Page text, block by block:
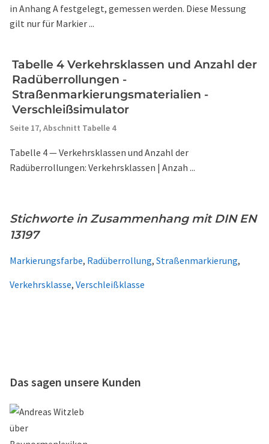
in Anhang A festgelegt, gemessen werden. Diese Messung
gilt nur für Markier ...
Tabelle 4 Verkehrsklassen und Anzahl der
Radüberrollungen -
Straßenmarkierungsmaterialien -
Verschleißsimulator
Seite 17, Abschnitt Tabelle 4
Tabelle 4 — Verkehrsklassen und Anzahl der
Radüberrollungen: Verkehrsklassen | Anzah ...
Stichworte in Zusammenhang mit DIN EN
13197
Markierungsfarbe, Radüberrollung, Straßenmarkierung,
Verkehrsklasse, Verschleißklasse
Das sagen unsere Kunden